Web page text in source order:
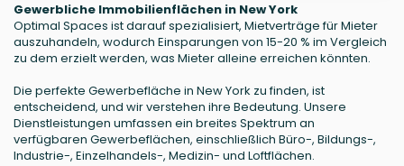
Gewerbliche Immobilienflächen in New York
Optimal Spaces ist darauf spezialisiert, Mietverträge für Mieter
auszuhandeln, wodurch Einsparungen von 15-20 % im Vergleich
zu dem erzielt werden, was Mieter alleine erreichen könnten.
Die perfekte Gewerbefläche in New York zu finden, ist
entscheidend, und wir verstehen ihre Bedeutung. Unsere
Dienstleistungen umfassen ein breites Spektrum an
verfügbaren Gewerbeflächen, einschließlich Büro-, Bildungs-,
Industrie-, Einzelhandels-, Medizin- und Loftflächen.